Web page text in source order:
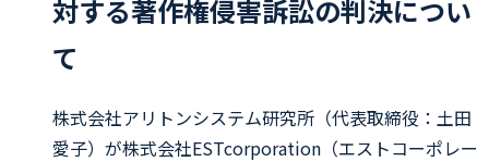
対する著作権侵害訴訟の判決につい
て
株式会社アリトンシステム研究所（代表取締役：土田
愛子）が株式会社ESTcorporation（エストコーポレー